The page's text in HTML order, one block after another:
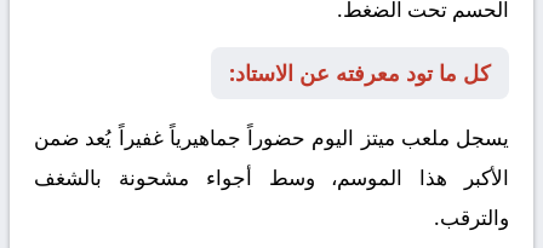
الحسم تحت الضغط.
كل ما تود معرفته عن الاستاد:
يسجل ملعب ميتز اليوم حضوراً جماهيرياً غفيراً يُعد ضمن
الأكبر هذا الموسم، وسط أجواء مشحونة بالشغف
والترقب.